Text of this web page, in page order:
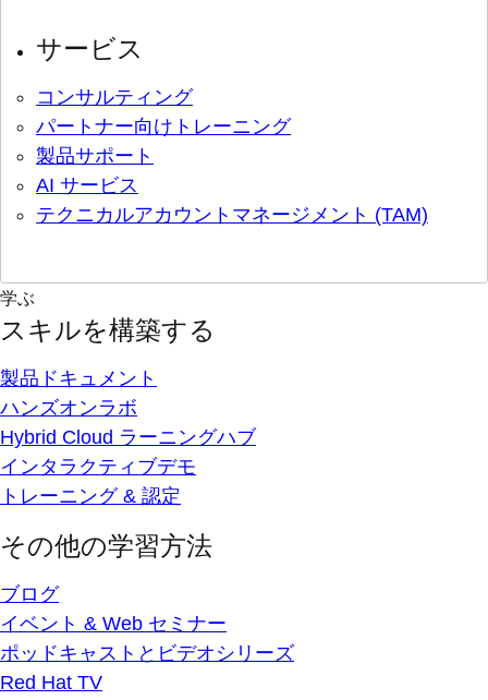
サービス
コンサルティング
パートナー向けトレーニング
製品サポート
AI サービス
テクニカルアカウントマネージメント (TAM)
学ぶ
スキルを構築する
製品ドキュメント
ハンズオンラボ
Hybrid Cloud ラーニングハブ
インタラクティブデモ
トレーニング & 認定
その他の学習方法
ブログ
イベント & Web セミナー
ポッドキャストとビデオシリーズ
Red Hat TV